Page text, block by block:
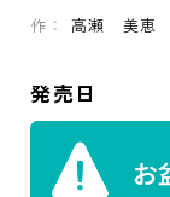
作： 高瀬 美恵
発売日